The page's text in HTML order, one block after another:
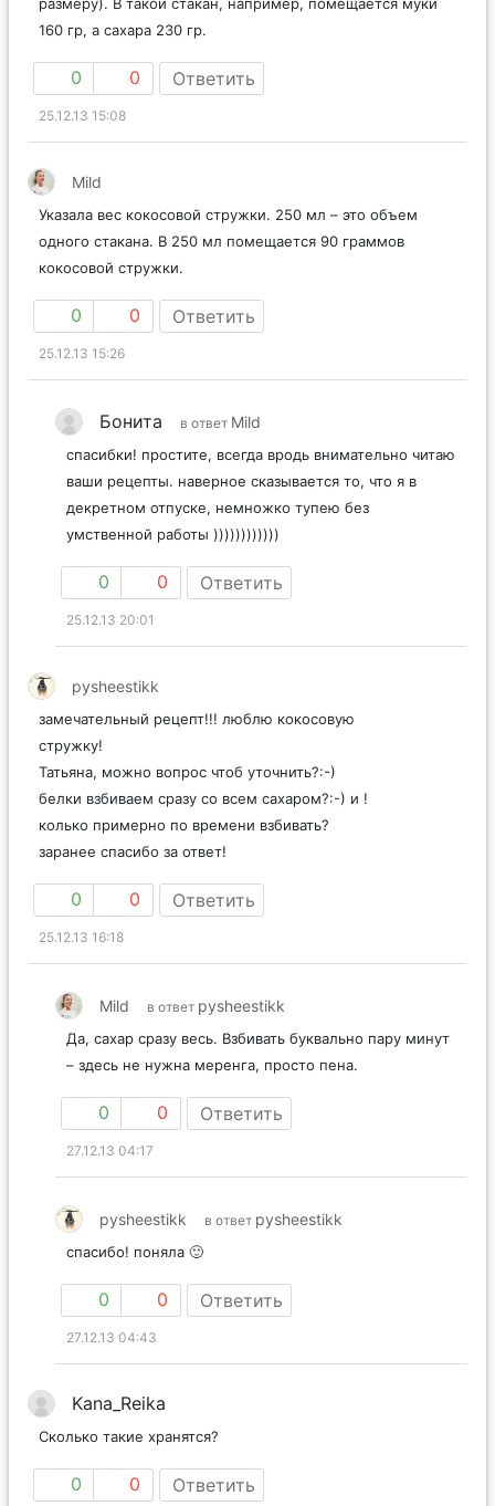
160 гр, а сахара 230 гр.
0 0 Ответить
25.12.13 15:08
Mild
Указала вес кокосовой стружки. 250 мл – это объем
одного стакана. В 250 мл помещается 90 граммов
кокосовой стружки.
0 0 Ответить
25.12.13 15:26
Бонита в ответ Mild
спасибки! простите, всегда вродь внимательно читаю
ваши рецепты. наверное сказывается то, что я в
декретном отпуске, немножко тупею без
умственной работы ))))))))))))
0 0 Ответить
25.12.13 20:01
pysheestikk
замечательный рецепт!!! люблю кокосовую
стружку!
Татьяна, можно вопрос чтоб уточнить?:-)
белки взбиваем сразу со всем сахаром?:-) и !
колько примерно по времени взбивать?
заранее спасибо за ответ!
0 0 Ответить
25.12.13 16:18
Mild в ответ pysheestikk
Да, сахар сразу весь. Взбивать буквально пару минут
– здесь не нужна меренга, просто пена.
0 0 Ответить
27.12.13 04:17
pysheestikk в ответ pysheestikk
спасибо! поняла 🙂
0 0 Ответить
27.12.13 04:43
Kana_Reika
Сколько такие хранятся?
0 0 Ответить